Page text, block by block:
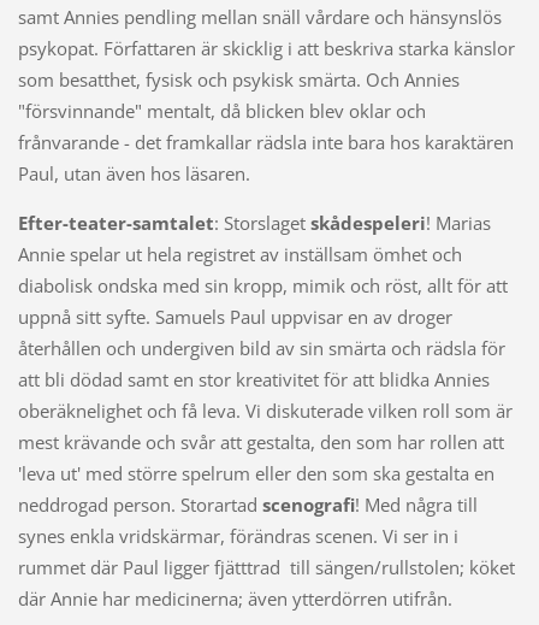
samt Annies pendling mellan snäll vårdare och hänsynslös
psykopat. Författaren är skicklig i att beskriva starka känslor
som besatthet, fysisk och psykisk smärta. Och Annies
"försvinnande" mentalt, då blicken blev oklar och
frånvarande - det framkallar rädsla inte bara hos karaktären
Paul, utan även hos läsaren.
Efter-teater-samtalet: Storslaget skådespeleri! Marias
Annie spelar ut hela registret av inställsam ömhet och
diabolisk ondska med sin kropp, mimik och röst, allt för att
uppnå sitt syfte. Samuels Paul uppvisar en av droger
återhållen och undergiven bild av sin smärta och rädsla för
att bli dödad samt en stor kreativitet för att blidka Annies
oberäknelighet och få leva. Vi diskuterade vilken roll som är
mest krävande och svår att gestalta, den som har rollen att
'leva ut' med större spelrum eller den som ska gestalta en
neddrogad person. Storartad scenografi! Med några till
synes enkla vridskärmar, förändras scenen. Vi ser in i
rummet där Paul ligger fjätttrad till sängen/rullstolen; köket
där Annie har medicinerna; även ytterdörren utifrån.